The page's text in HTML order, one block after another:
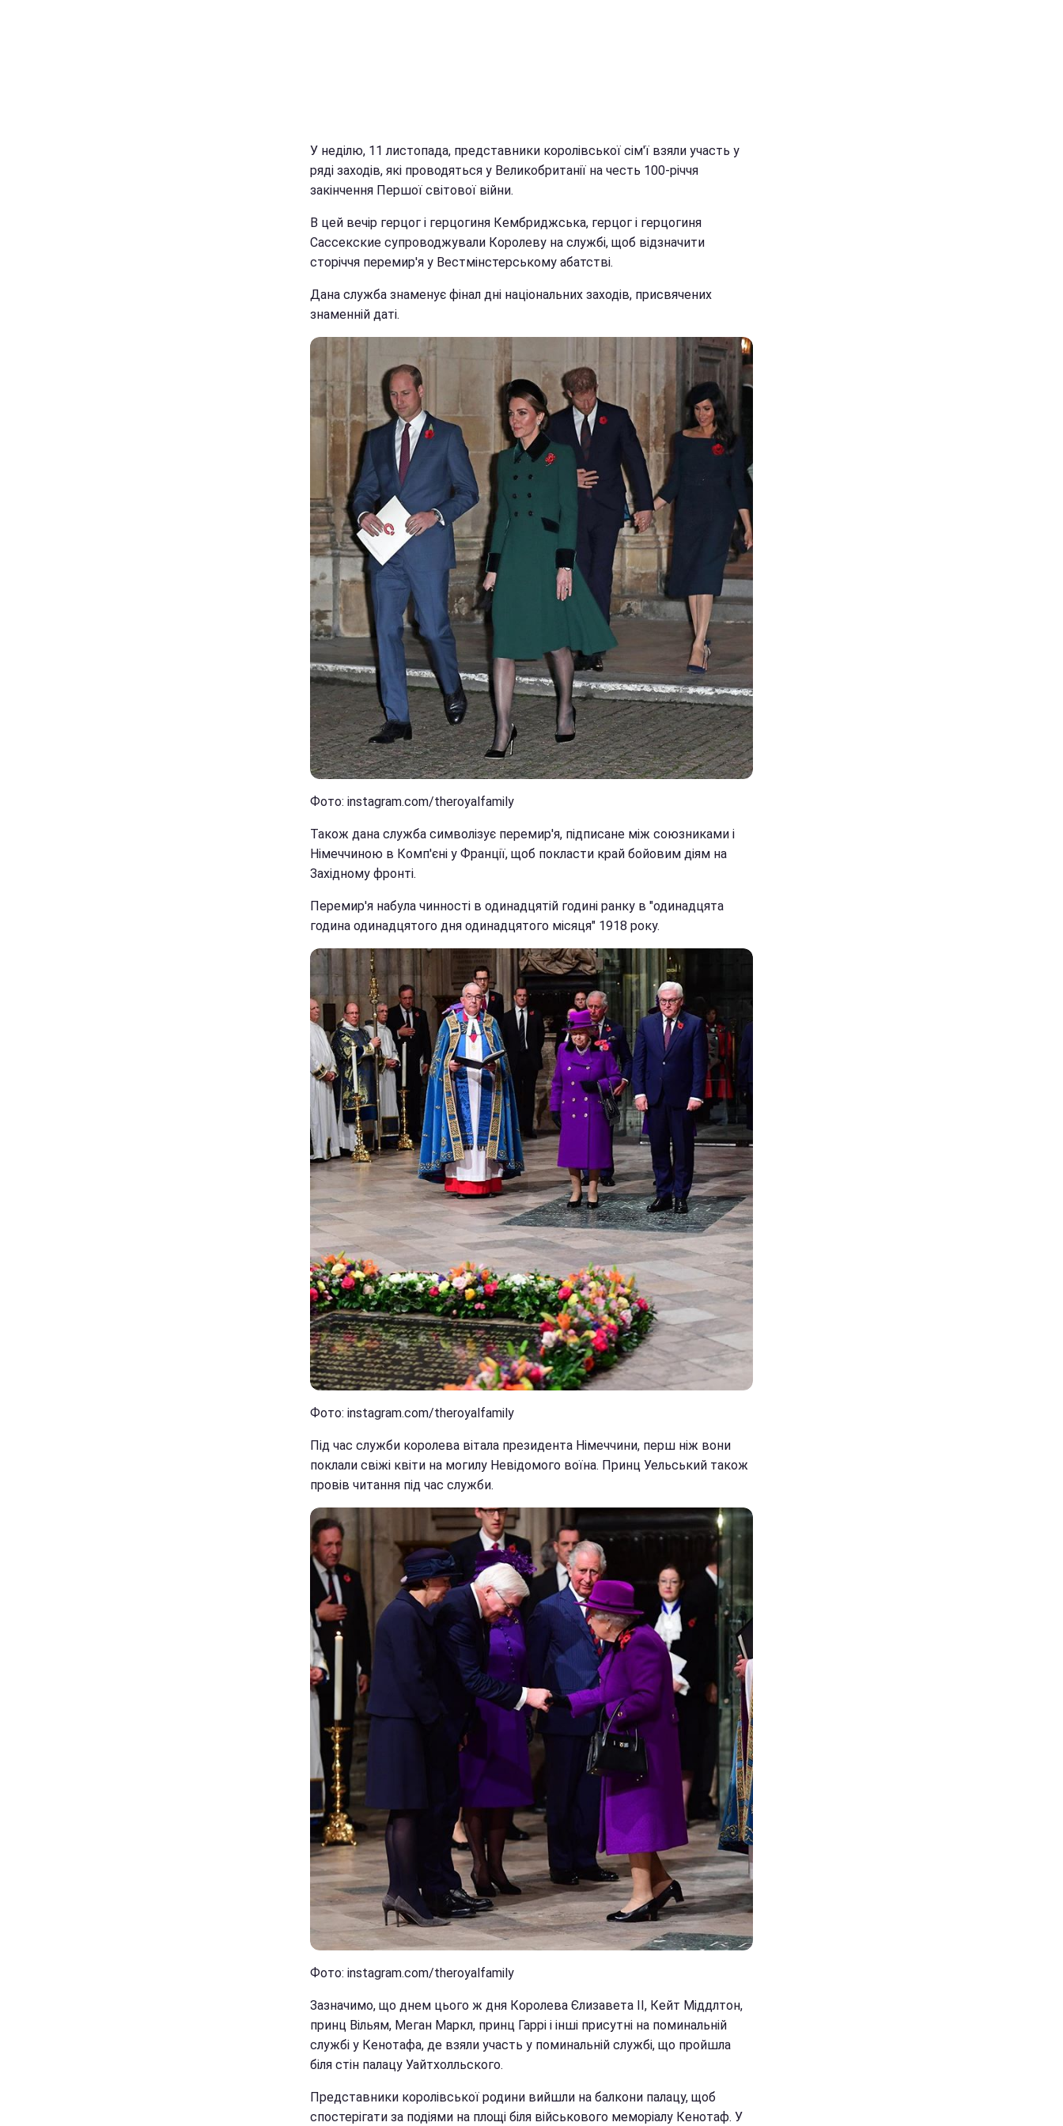
У неділю, 11 листопада, представники королівської сім'ї взяли участь у
ряді заходів, які проводяться у Великобританії на честь 100-річчя
закінчення Першої світової війни.
В цей вечір герцог і герцогиня Кембриджська, герцог і герцогиня
Сассекские супроводжували Королеву на службі, щоб відзначити
сторіччя перемир'я у Вестмінстерському абатстві.
Дана служба знаменує фінал дні національних заходів, присвячених
знаменній даті.
Фото: instagram.com/theroyalfamily
Також дана служба символізує перемир'я, підписане між союзниками і
Німеччиною в Комп'єні у Франції, щоб покласти край бойовим діям на
Західному фронті.
Перемир'я набула чинності в одинадцятій годині ранку в "одинадцята
година одинадцятого дня одинадцятого місяця" 1918 року.
Фото: instagram.com/theroyalfamily
Під час служби королева вітала президента Німеччини, перш ніж вони
поклали свіжі квіти на могилу Невідомого воїна. Принц Уельський також
провів читання під час служби.
Фото: instagram.com/theroyalfamily
Зазначимо, що днем цього ж дня Королева Єлизавета II, Кейт Міддлтон,
принц Вільям, Меган Маркл, принц Гаррі і інші присутні на поминальній
службі у Кенотафа, де взяли участь у поминальній службі, що пройшла
біля стін палацу Уайтхолльского.
Представники королівської родини вийшли на балкони палацу, щоб
спостерігати за подіями на площі біля військового меморіалу Кенотаф. У